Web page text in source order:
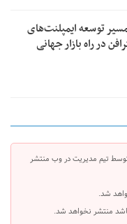
توسعه ایمپلنت‌های
در راه بازار جهانی
تیم مدیریت در وب منتشر
شد.
منتشر نخواهد شد.